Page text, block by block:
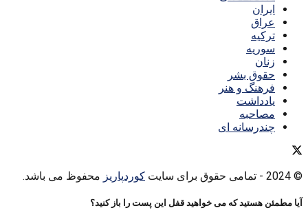
ایران
عراق
ترکیه
سوریه
زنان
حقوق بشر
فرهنگ و هنر
یادداشت
مصاحبه
چندرسانه ای
© 2024 - تمامی حقوق برای سایت کوردپاریز محفوظ می باشد.
آیا مطمئن هستید که می خواهید قفل این پست را باز کنید؟